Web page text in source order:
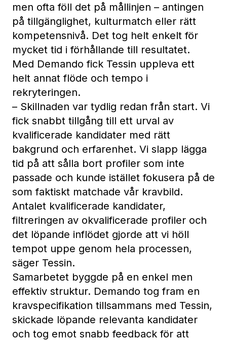
men ofta föll det på mållinjen – antingen
på tillgänglighet, kulturmatch eller rätt
kompetensnivå. Det tog helt enkelt för
mycket tid i förhållande till resultatet.
Med Demando fick Tessin uppleva ett
helt annat flöde och tempo i
rekryteringen.
– Skillnaden var tydlig redan från start. Vi
fick snabbt tillgång till ett urval av
kvalificerade kandidater med rätt
bakgrund och erfarenhet. Vi slapp lägga
tid på att sålla bort profiler som inte
passade och kunde istället fokusera på de
som faktiskt matchade vår kravbild.
Antalet kvalificerade kandidater,
filtreringen av okvalificerade profiler och
det löpande inflödet gjorde att vi höll
tempot uppe genom hela processen,
säger Tessin.
Samarbetet byggde på en enkel men
effektiv struktur. Demando tog fram en
kravspecifikation tillsammans med Tessin,
skickade löpande relevanta kandidater
och tog emot snabb feedback för att